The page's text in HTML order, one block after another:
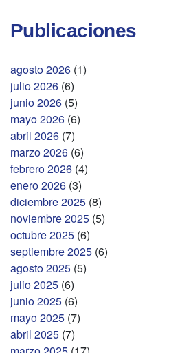
Publicaciones
agosto 2026 (1)
julio 2026 (6)
junio 2026 (5)
mayo 2026 (6)
abril 2026 (7)
marzo 2026 (6)
febrero 2026 (4)
enero 2026 (3)
diciembre 2025 (8)
noviembre 2025 (5)
octubre 2025 (6)
septiembre 2025 (6)
agosto 2025 (5)
julio 2025 (6)
junio 2025 (6)
mayo 2025 (7)
abril 2025 (7)